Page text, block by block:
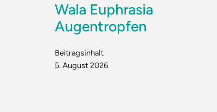
Wala Euphrasia
Augentropfen
Beitragsinhalt
5. August 2026